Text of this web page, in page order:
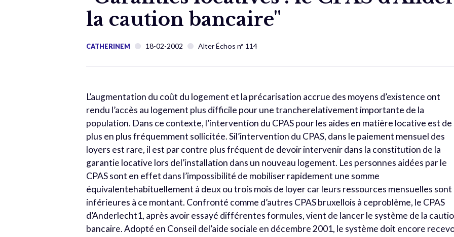
la caution bancaire"
CATHERINEM 18-02-2002 Alter Échos n° 114
L’augmentation du coût du logement et la précarisation accrue des moyens d’existence ont
rendu l’accès au logement plus difficile pour une trancherelativement importante de la
population. Dans ce contexte, l’intervention du CPAS pour les aides en matière locative est de
plus en plus fréquemment sollicitée. Sil’intervention du CPAS, dans le paiement mensuel des
loyers est rare, il est par contre plus fréquent de devoir intervenir dans la constitution de la
garantie locative lors del’installation dans un nouveau logement. Les personnes aidées par le
CPAS sont en effet dans l’impossibilité de mobiliser rapidement une somme
équivalentehabituellement à deux ou trois mois de loyer car leurs ressources mensuelles sont
inférieures à ce montant. Confronté comme d’autres CPAS bruxellois à ceproblème, le CPAS
d’Anderlecht1, après avoir essayé différentes formules, vient de lancer le système de la
bancaire. Adopté en Conseil del’aide sociale en décembre 2001, le système doit encore